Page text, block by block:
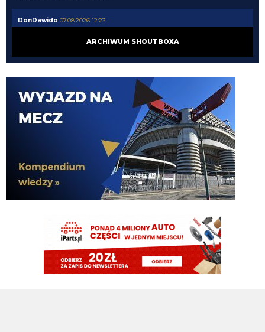
DonDawido 07.08.2026 12:23
25mln, bo by mogli nie dostać zgody Oaktree.
przeciez stankovic to nawet z tej ławki nie pierdnie. Podnies do 1,5
El_Imprezatore 07.08.2026 12:04
za stankovicia podniosłem o 1
07.08.2026 12:03
Nerazzurro90
07.08.2026 11:57
07.08.2026 11:57
martins2000 07.08.2026 11:57
https://pbs.twimg.com/media/HPEcGmNWoAABFvw?
ARCHIWUM SHOUTBOXA